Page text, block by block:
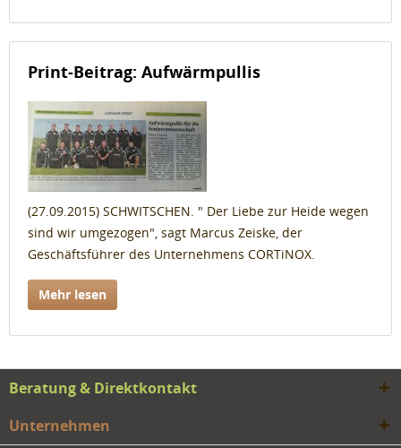
Print-Beitrag: Aufwärmpullis
(27.09.2015) SCHWITSCHEN. " Der Liebe zur Heide wegen
sind wir umgezogen", sagt Marcus Zeiske, der
Geschäftsführer des Unternehmens CORTiNOX.
Mehr lesen
Beratung & Direktkontakt
Unternehmen